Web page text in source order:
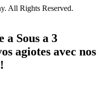
All Rights Reserved.
a Sous a 3
agiotes avec nos